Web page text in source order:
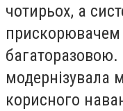
чотирьох, а
прискорювачем
модернізувала
корисного